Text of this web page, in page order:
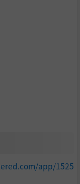
app/1525